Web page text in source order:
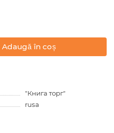
Adaugă în coș
"Книга торг"
rusa